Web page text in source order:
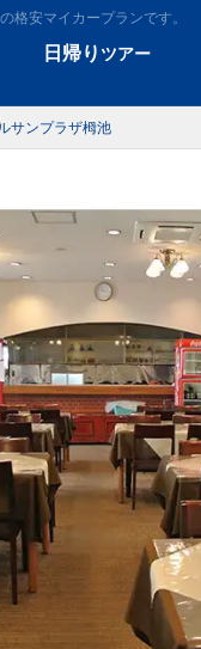
安マイカープランです。
日帰り ツアー
サンプラザ栂池